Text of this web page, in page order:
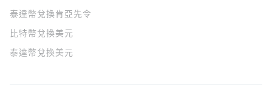
泰達幣兌換肯亞先令
比特幣兌換美元
泰達幣兌換美元